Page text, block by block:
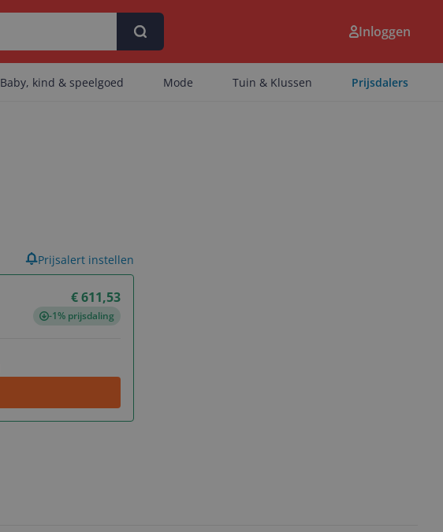
Inloggen
Baby, kind & speelgoed Mode Tuin & Klussen Prijsdalers
€ 611,53
-1% prijsdaling
Prijsalert instellen